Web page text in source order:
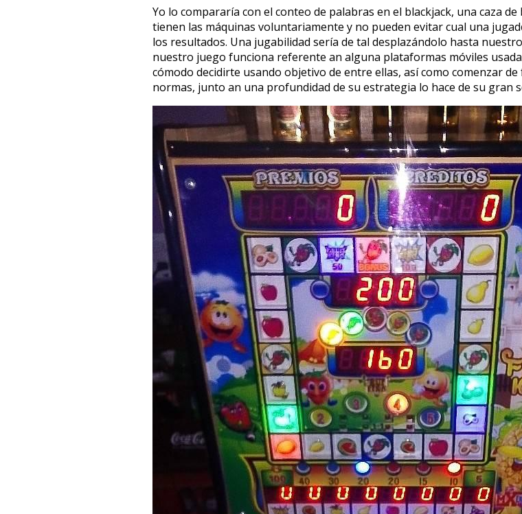
Yo lo compararía con el conteo de palabras en el blackjack, una caza
tienen las máquinas voluntariamente y no pueden evitar cual una
los resultados. Una jugabilidad serí­a de tal desplazándolo hasta
nuestro juego funciona referente an alguna plataformas móviles
cómodo decidirte usando objetivo de entre ellas, así­ como comenzar
normas, junto an una profundidad de su estrategia lo hace de su gran